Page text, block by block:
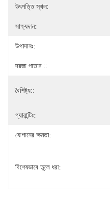
উৎপত্তি স্থল:
সাক্ষ্যদান:
উপাদানঃ:
দরজা পাতার ::
বৈশিষ্ট্য::
গ্যারান্টিঃ:
যোগানের ক্ষমতা:
বিশেষভাবে তুলে ধরা: